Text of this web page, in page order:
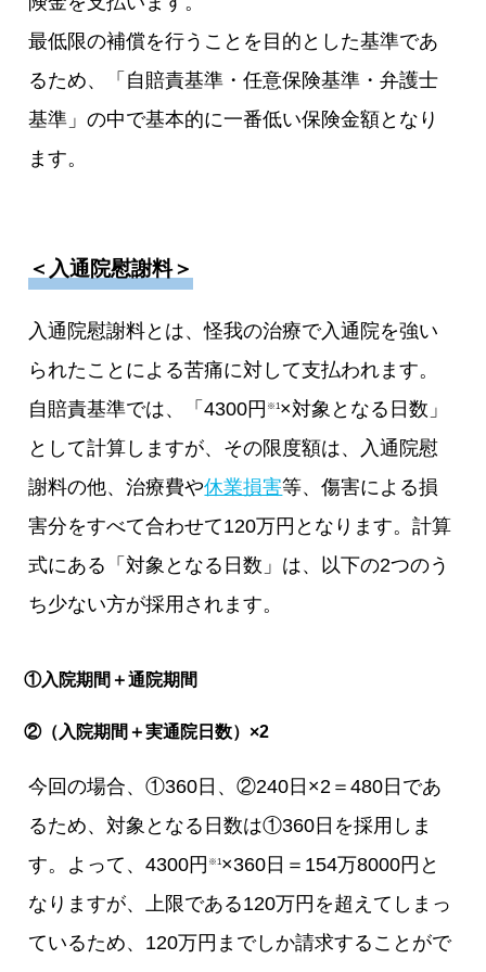
最低限の補償を行うことを目的とした基準であ
るため、「自賠責基準・任意保険基準・弁護士
基準」の中で基本的に一番低い保険金額となり
ます。
＜入通院慰謝料＞
入通院慰謝料とは、怪我の治療で入通院を強い
られたことによる苦痛に対して支払われます。
自賠責基準では、「4300円 ※1×対象となる日数」
として計算しますが、その限度額は、入通院慰
謝料の他、治療費や休業損害等、傷害による損
害分をすべて合わせて120万円となります。計算
式にある「対象となる日数」は、以下の2つのう
ち少ない方が採用されます。
①入院期間＋通院期間
②（入院期間＋実通院日数）×2
今回の場合、①360日、②240日×2＝480日であ
るため、対象となる日数は①360日を採用しま
す。よって、4300円 ※1×360日＝154万8000円と
なりますが、上限である120万円を超えてしまっ
ているため、120万円までしか請求することがで